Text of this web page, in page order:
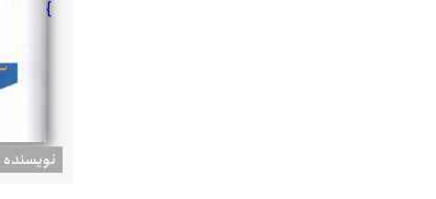
نويسنده
}